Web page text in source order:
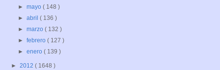
►mayo( 148 )
►abril( 136 )
►marzo( 132 )
►febrero( 127 )
►enero( 139 )
► 2012 ( 1648 )